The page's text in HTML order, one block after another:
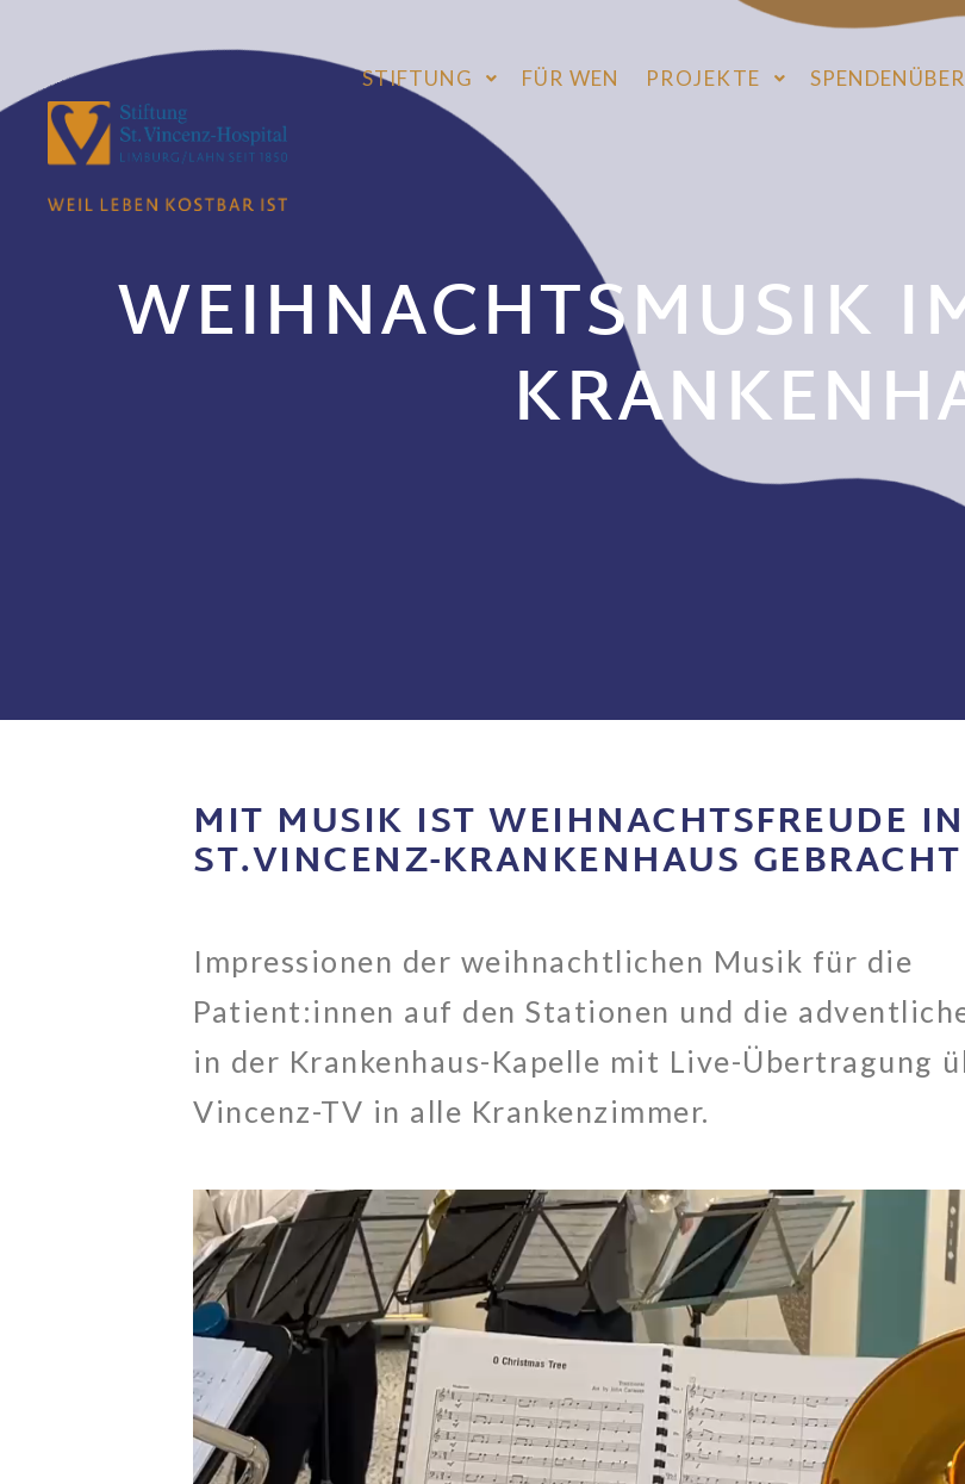
STIFTUNG FÜR WEN PROJEKTE
WEIHNACHTSMUSIK
MIT MUSIK IST WEIHNACHTSFREUDE
ST.VINCENZ-KRANKENHAUS GEBRACHT
Impressionen der weihnachtlichen Musik für die
Patient:innen auf den Stationen und die
in der Krankenhaus-Kapelle mit Live-Übertragung
Vincenz-TV in alle Krankenzimmer.